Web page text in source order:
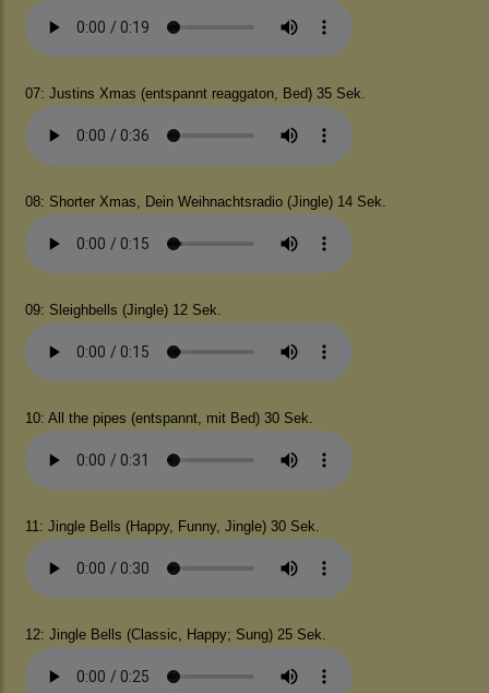
07: Justins Xmas (entspannt reaggaton, Bed) 35 Sek.
08: Shorter Xmas, Dein Weihnachtsradio (Jingle) 14 Sek.
09: Sleighbells (Jingle) 12 Sek.
10: All the pipes (entspannt, mit Bed) 30 Sek.
11: Jingle Bells (Happy, Funny, Jingle) 30 Sek.
12: Jingle Bells (Classic, Happy; Sung) 25 Sek.